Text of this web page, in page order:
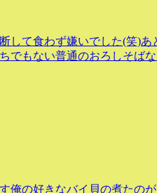
して食わず嫌いでした(笑)あ
でもない普通のおろしそば
俺の好きなバイ貝の煮たのが